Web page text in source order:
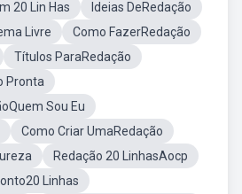
20 Lin Has
Ideias DeRedação
Livre
Como FazerRedação
Títulos ParaRedação
Pronta
Sou Eu
Como Criar UmaRedação
Redação 20 LinhasAocp
Linhas